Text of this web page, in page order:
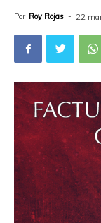
Por Roy Rojas - 22